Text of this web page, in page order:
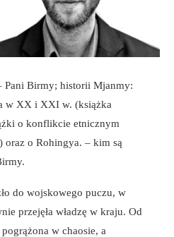
Pani Birmy; historii Mjanmy:
w XX i XXI w. (książka
o konflikcie etnicznym
) oraz o Rohingya. – kim są
do wojskowego puczu, w
przejęła władzę w kraju. Od
w chaosie, a